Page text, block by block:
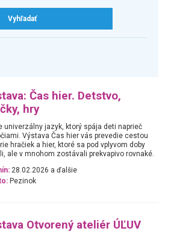
Čas hier. Detstvo,
hry
univerzálny jazyk, ktorý spája deti naprieč
Výstava Čas hier vás prevedie cestou
hračiek a hier, ktoré sa pod vplyvom doby
ale v mnohom zostávali prekvapivo rovnaké.
28.02.2026 a ďalšie
Pezinok
Otvorený ateliér ÚĽUV